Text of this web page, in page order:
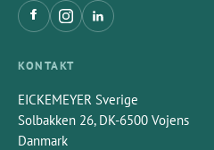
KONTAKT
EICKEMEYER Sverige
Solbakken 26, DK-6500 Vojens
Danmark